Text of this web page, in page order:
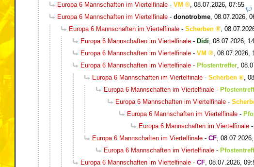
Europa 6 Mannschaften im Viertelfinale - VM
08.07.2026, 07:55
Europa 6 Mannschaften im Viertelfinale - donotrobme 08.07.2026,
Europa 6 Mannschaften im Viertelfinale - Scherben
Europa 6 Mannschaften im Viertelfinale - Didi 08.07.2026,
Europa 6 Mannschaften im Viertelfinale - VM
08.07.2026,
Europa 6 Mannschaften im Viertelfinale - Pfostentreffer
Europa 6 Mannschaften im Viertelfinale - Scherben
Europa 6 Mannschaften im Viertelfinale -
Europa 6 Mannschaften im Viertelfinale -
Europa 6 Mannschaften im Viertelfinale -
Europa 6 Mannschaften im Viertelfinale -
Europa 6 Mannschaften im Viertelfinale - CF
Europa 6 Mannschaften im Viertelfinale -
Europa 6 Mannschaften im Viertelfinale - CF 08.07.2026,